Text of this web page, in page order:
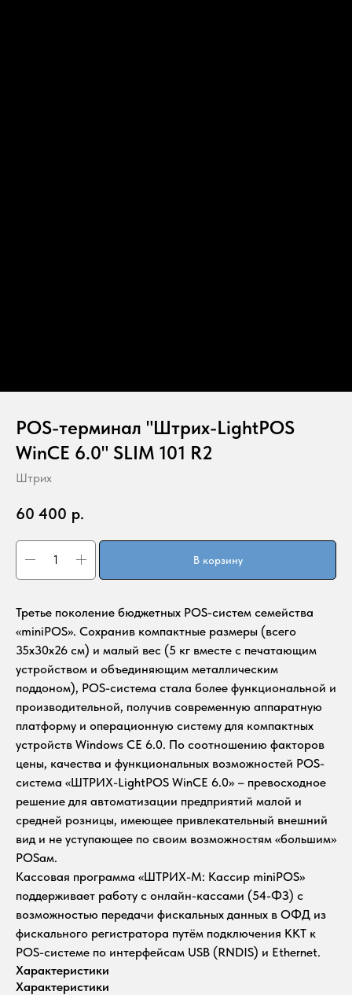
POS-терминал "Штрих-LightPOS
WinCE 6.0" SLIM 101 R2
Штрих
60 400 р.
В корзину
Третье поколение бюджетных POS-систем семейства
«miniPOS». Сохранив компактные размеры (всего
35х30х26 см) и малый вес (5 кг вместе с печатающим
устройством и объединяющим металлическим
поддоном), POS-система стала более функциональной и
производительной, получив современную аппаратную
платформу и операционную систему для компактных
устройств Windows CE 6.0. По соотношению факторов
цены, качества и функциональных возможностей POS-
система «ШТРИХ-LightPOS WinCE 6.0» – превосходное
решение для автоматизации предприятий малой и
средней розницы, имеющее привлекательный внешний
вид и не уступающее по своим возможностям «большим»
POSам.
Кассовая программа «ШТРИХ-М: Кассир miniPOS»
поддерживает работу с онлайн-кассами (54-ФЗ) с
возможностью передачи фискальных данных в ОФД из
фискального регистратора путём подключения ККТ к
POS-системе по интерфейсам USB (RNDIS) и Ethernet.
Характеристики
Характеристики